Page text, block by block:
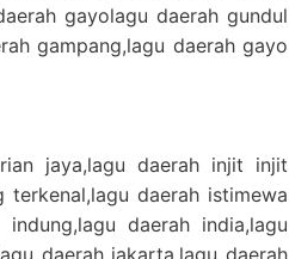
gayolagu daerah gundul
gampang,lagu daerah gayo
jaya,lagu daerah injit injit
terkenal,lagu daerah istimewa
daerah india,lagu